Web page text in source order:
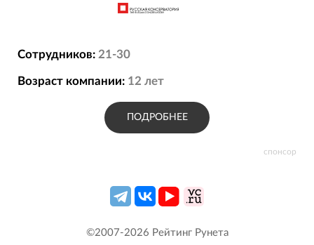
спонсор
Сотрудников: 21-30
Возраст компании: 12 лет
ПОДРОБНЕЕ
©2007-2026 Рейтинг Рунета